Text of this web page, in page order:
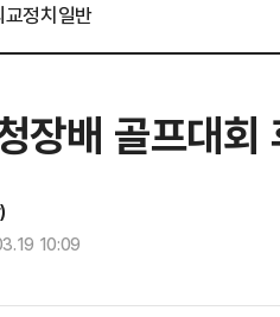
교정치일반
장배 골프대
10:09